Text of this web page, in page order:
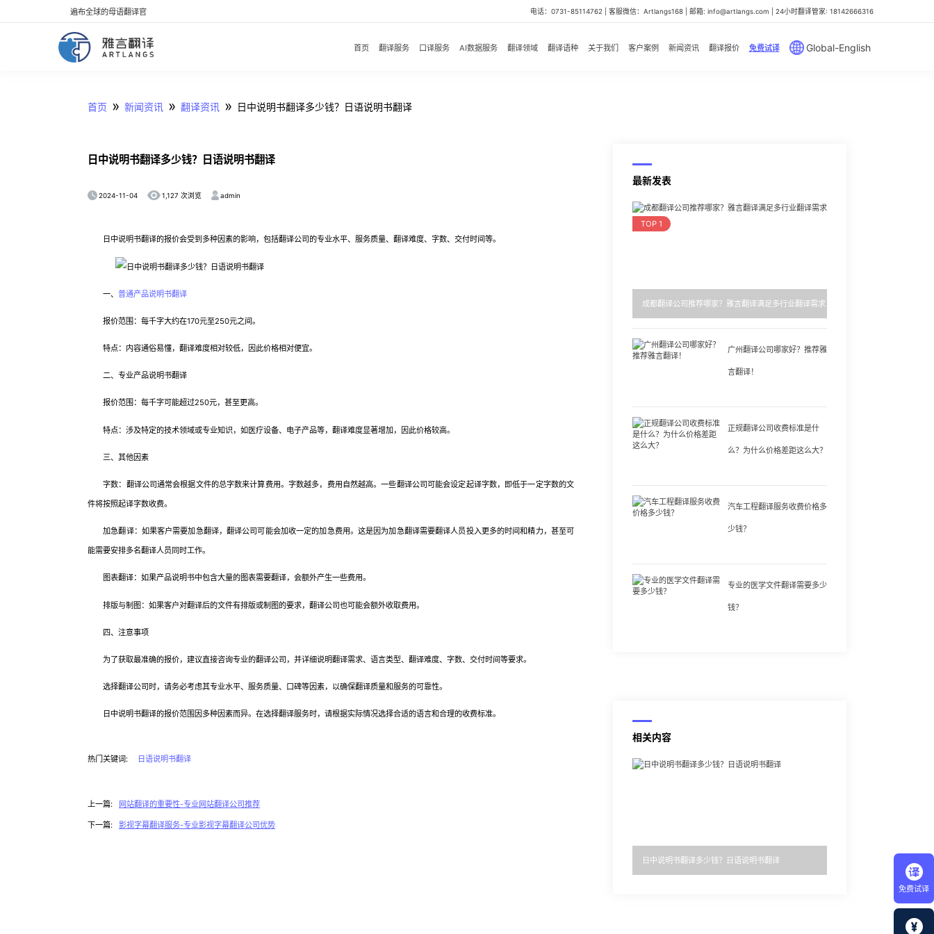
免费试译
遍布全球的母语翻译官 电话：0731-85114762 | 客服微信：Artlangs168 | 邮箱: info@artlangs.com | 24小时翻译管家: 18142666316
首页 翻译服务 口译服务 AI数据服务 翻译领域 翻译语种 关于我们 客户案例 新闻资讯 翻译报价 免费试译 Global-English
首页 » 新闻资讯 » 翻译资讯 » 日中说明书翻译多少钱？日语说明书翻译
日中说明书翻译多少钱？日语说明书翻译
2024-11-04 1,127 次浏览 admin
日中说明书翻译的报价会受到多种因素的影响，包括翻译公司的专业水平、服务质量、翻译难度、字数、交付时间等。
一、 普通产品说明书翻译
报价范围：每千字大约在170元至250元之间。
特点：内容通俗易懂，翻译难度相对较低，因此价格相对便宜。
二、专业产品说明书翻译
报价范围：每千字可能超过250元，甚至更高。
特点：涉及特定的技术领域或专业知识，如医疗设备、电子产品等，翻译难度显著增加，因此价格较高。
三、其他因素
字数：翻译公司通常会根据文件的总字数来计算费用。字数越多，费用自然越高。一些翻译公司可能会设定起译字数，即低于一定字数的文
件将按照起译字数收费。
加急翻译：如果客户需要加急翻译，翻译公司可能会加收一定的加急费用。这是因为加急翻译需要翻译人员投入更多的时间和精力，甚至可
能需要安排多名翻译人员同时工作。
图表翻译：如果产品说明书中包含大量的图表需要翻译，会额外产生一些费用。
排版与制图：如果客户对翻译后的文件有排版或制图的要求，翻译公司也可能会额外收取费用。
四、注意事项
为了获取最准确的报价，建议直接咨询专业的翻译公司，并详细说明翻译需求、语言类型、翻译难度、字数、交付时间等要求。
选择翻译公司时，请务必考虑其专业水平、服务质量、口碑等因素，以确保翻译质量和服务的可靠性。
日中说明书翻译的报价范围因多种因素而异。在选择翻译服务时，请根据实际情况选择合适的语言和合理的收费标准。
热门关键词: 日语说明书翻译
上一篇: 网站翻译的重要性-专业网站翻译公司推荐
下一篇: 影视字幕翻译服务-专业影视字幕翻译公司优势
最新发表
TOP 1
成都翻译公司推荐哪家？雅言翻译满足多行业翻译需求
广州翻译公司哪家好？推荐雅
言翻译！
正规翻译公司收费标准是什
么？为什么价格差距这么大？
汽车工程翻译服务收费价格多
少钱？
专业的医学文件翻译需要多少
钱？
相关内容
日中说明书翻译多少钱？日语说明书翻译